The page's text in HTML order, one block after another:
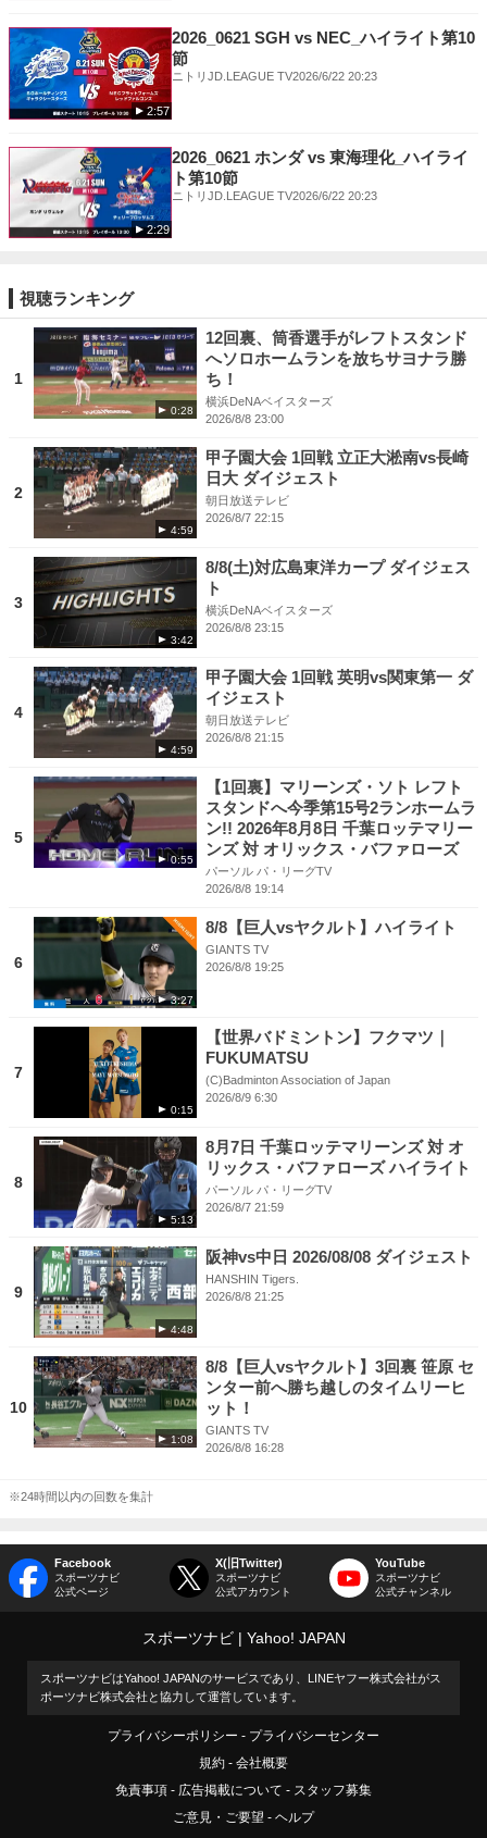
2:57
2026_0621 SGH vs NEC_ハイライト第10
節
ニトリJD.LEAGUE TV2026/6/22 20:23
2:29
2026_0621 ホンダ vs 東海理化_ハイライ
ト第10節
ニトリJD.LEAGUE TV2026/6/22 20:23
視聴ランキング
1
0:28
12回裏、筒香選手がレフトスタンド
へソロホームランを放ちサヨナラ勝
ち！
横浜DeNAベイスターズ
2026/8/8 23:00
2
4:59
甲子園大会 1回戦 立正大淞南vs長崎
日大 ダイジェスト
朝日放送テレビ
2026/8/7 22:15
3
3:42
8/8(土)対広島東洋カープ ダイジェス
ト
横浜DeNAベイスターズ
2026/8/8 23:15
4
4:59
甲子園大会 1回戦 英明vs関東第一 ダ
イジェスト
朝日放送テレビ
2026/8/8 21:15
5
0:55
【1回裏】マリーンズ・ソト レフト
スタンドへ今季第15号2ランホームラ
ン!! 2026年8月8日 千葉ロッテマリー
ンズ 対 オリックス・バファローズ
パーソル パ・リーグTV
2026/8/8 19:14
6
3:27
8/8【巨人vsヤクルト】ハイライト
GIANTS TV
2026/8/8 19:25
7
0:15
【世界バドミントン】フクマツ｜
FUKUMATSU
(C)Badminton Association of Japan
2026/8/9 6:30
8
5:13
8月7日 千葉ロッテマリーンズ 対 オ
リックス・バファローズ ハイライト
パーソル パ・リーグTV
2026/8/7 21:59
9
4:48
阪神vs中日 2026/08/08 ダイジェスト
HANSHIN Tigers.
2026/8/8 21:25
10
1:08
8/8【巨人vsヤクルト】3回裏 笹原 セ
ンター前へ勝ち越しのタイムリーヒ
ット！
GIANTS TV
2026/8/8 16:28
※24時間以内の回数を集計
Facebook
スポーツナビ
公式ページ
X(旧Twitter)
スポーツナビ
公式アカウント
YouTube
スポーツナビ
公式チャンネル
スポーツナビ Yahoo! JAPAN
スポーツナビはYahoo! JAPANのサービスであり、LINEヤフー株式会社がス
ポーツナビ株式会社と協力して運営しています。
プライバシーポリシー
プライバシーセンター
規約
会社概要
免責事項
広告掲載について
スタッフ募集
ご意見・ご要望
ヘルプ